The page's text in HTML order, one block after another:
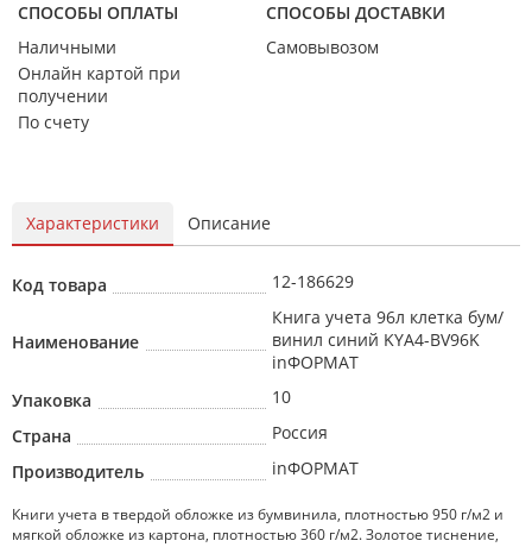
СПОСОБЫ ОПЛАТЫ
Наличными
Онлайн картой при
получении
По счету
СПОСОБЫ ДОСТАВКИ
Самовывозом
Характеристики Описание
Код товара 12-186629
Наименование
Книга учета 96л клетка бум/
винил синий KYA4-BV96K
inФОРМАТ
Упаковка
10
Страна
Россия
Производитель
inФОРМАТ
Книги учета в твердой обложке из бумвинила, плотностью 950 г/м2 и
мягкой обложке из картона, плотностью 360 г/м2. Золотое тиснение,